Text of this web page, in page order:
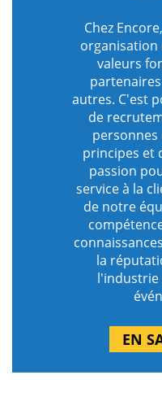
Chez
organisation
valeurs
autres. C'est
de
principes et
passion
service à la
de notre
la
l'industrie
EN